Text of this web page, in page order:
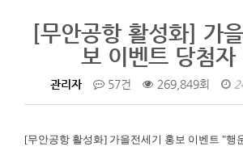
[무안공항 활성화] 가
보 이벤트 당첨자
관리자 57건 269,849회
[무안공항 활성화] 가을전세기 홍보 이벤트 "행